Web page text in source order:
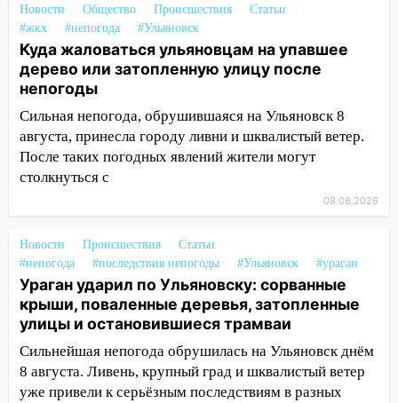
14:12 Куда жаловаться ульяновцам на
упавшее дерево или затопленную улицу
после непогоды
13:59 В Новом городе ураганным
ветром сорвало опалубку со
строящегося дома
13:54 В мэрии Ульяновска рассказали,
как устраняют последствия мощного
13:49
Стихия продолжает крушить
Ульяновск: дерево рухнуло на дом на
Орджоникидзе
13:47 На Нижней Террасе мощным
ветром вырвало дерево с корнем
13:46 Сильный ветер сорвал крышу с
СТО на проспекте Созидателей
Новости Общество Происшествия
Статьи
#жкх
#непогода #Ульяновск
Куда жаловаться ульяновцам на упавшее
дерево или затопленную улицу после
непогоды
Сильная непогода, обрушившаяся на Ульяновск 8
августа, принесла городу ливни и шквалистый ветер.
После таких погодных явлений жители могут
столкнуться с
08.08.2026
Новости Происшествия
Статьи
#непогода
#последствия непогоды #Ульяновск #ураган
Ураган ударил по Ульяновску: сорванные
крыши, поваленные деревья, затопленные
улицы и остановившиеся трамваи
Сильнейшая непогода обрушилась на Ульяновск днём
8 августа. Ливень, крупный град и шквалистый ветер
уже привели к серьёзным последствиям в разных